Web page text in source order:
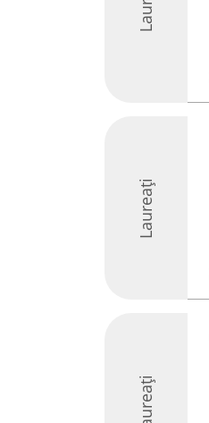
Laureați
Laureați